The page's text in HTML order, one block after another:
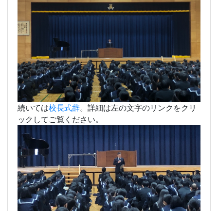
式典のときには校歌を歌う。ようやく今まで当たり
前だったことが
できるようになりました。
続いては 校長式辞。詳細は左の文字のリンクをクリ
ックしてご覧ください。